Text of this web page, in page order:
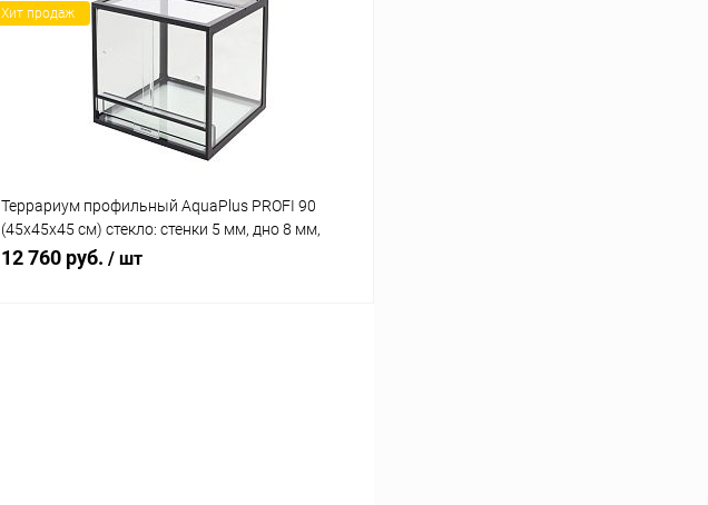
Купить в 1 клик Сравнение
В избранное В наличии
Хит продаж
Террариум профильный AquaPlus PROFI 90
(45х45х45 см) стекло: стенки 5 мм, дно 8 мм,
черный
12 760 руб. / шт